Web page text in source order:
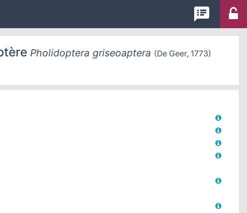
speaker_notes
Pholidoptera griseoaptera (De Geer, 1773)